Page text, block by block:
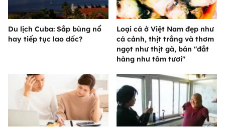
Du lịch Cuba: Sắp bùng nổ
hay tiếp tục lao dốc?
Loại cá ở Việt Nam đẹp như
cá cảnh, thịt trắng và thơm
ngọt như thịt gà, bán "đắt
hàng như tôm tươi"